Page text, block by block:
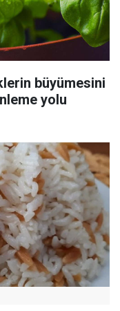
büyümesini
yolu